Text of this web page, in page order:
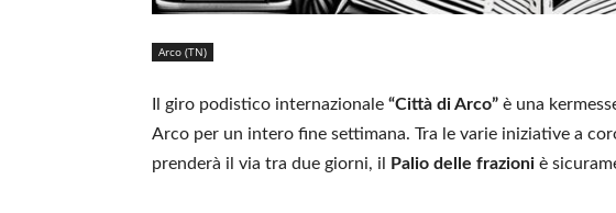
Arco (TN)
Il giro podistico internazionale “Città di Arco” è una
Arco per un intero fine settimana. Tra le varie iniziative a
prenderà il via tra due giorni, il
Palio delle frazioni è